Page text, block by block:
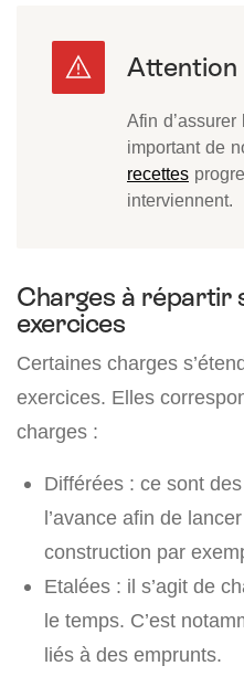
Afin
important de
recettes
interviennent.
Charges à répartir
exercices
Certaines charges
exercices. Elles
charges :
Différées : ce sont
l’avance afin de
construction par
Etalées : il s’agit de
le temps. C’est
liés à des emprunts.